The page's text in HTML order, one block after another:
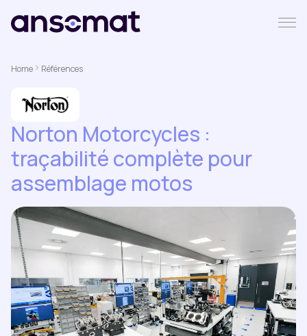
Home Références
Norton Motorcycles :
traçabilité complète pour
assemblage motos